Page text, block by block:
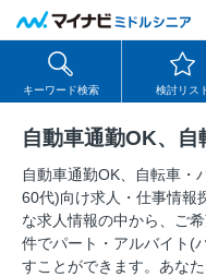
キーワード検索 検討リス
自動車通勤OK、
自動車通勤OK、自転車・
60代)向け求⼈・仕事情報
な求人情報の中から、ご
件でパート・アルバイト(
すことができます。あな